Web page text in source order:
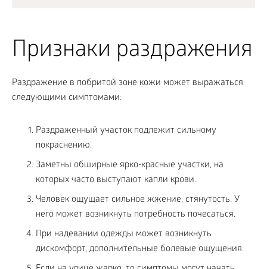
Признаки раздражения
Раздражение в побритой зоне кожи может выражаться
следующими симптомами:
Раздраженный участок подлежит сильному
покраснению.
Заметны обширные ярко-красные участки, на
которых часто выступают капли крови.
Человек ощущает сильное жжение, стянутость. У
него может возникнуть потребность почесаться.
При надевании одежды может возникнуть
дискомфорт, дополнительные болевые ощущения.